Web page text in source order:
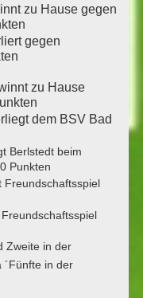
zu Hause gegen
gegen
zu Hause
dem BSV Bad
Berlstedt beim
Punkten
Freundschaftsspiel
Zweite in der
´Fünfte in der